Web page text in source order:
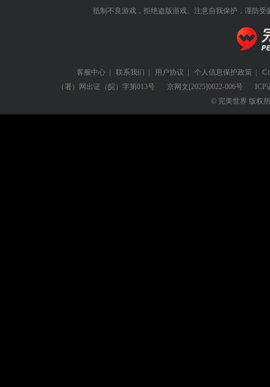
抵制不良游戏，拒绝盗版游戏。注意自我保护，谨防受
客服中心 联系我们 用户协议 个人信息保护政策
（署）网出证（皖）字第013号
京网文 [2025]0022-006号
ICP
© 完美世界 版权所